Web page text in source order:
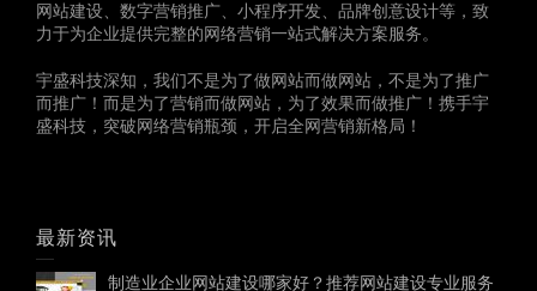
网站建设、数字营销推广、小程序开发、品牌创意设计等，致
力于为企业提供完整的网络营销一站式解决方案服务。
宇盛科技深知，我们不是为了做网站而做网站，不是为了推广
而推广！而是为了营销而做网站，为了效果而做推广！携手宇
盛科技，突破网络营销瓶颈，开启全网营销新格局！
最新资讯
制造业企业网站建设哪家好？推荐网站建设专业服务